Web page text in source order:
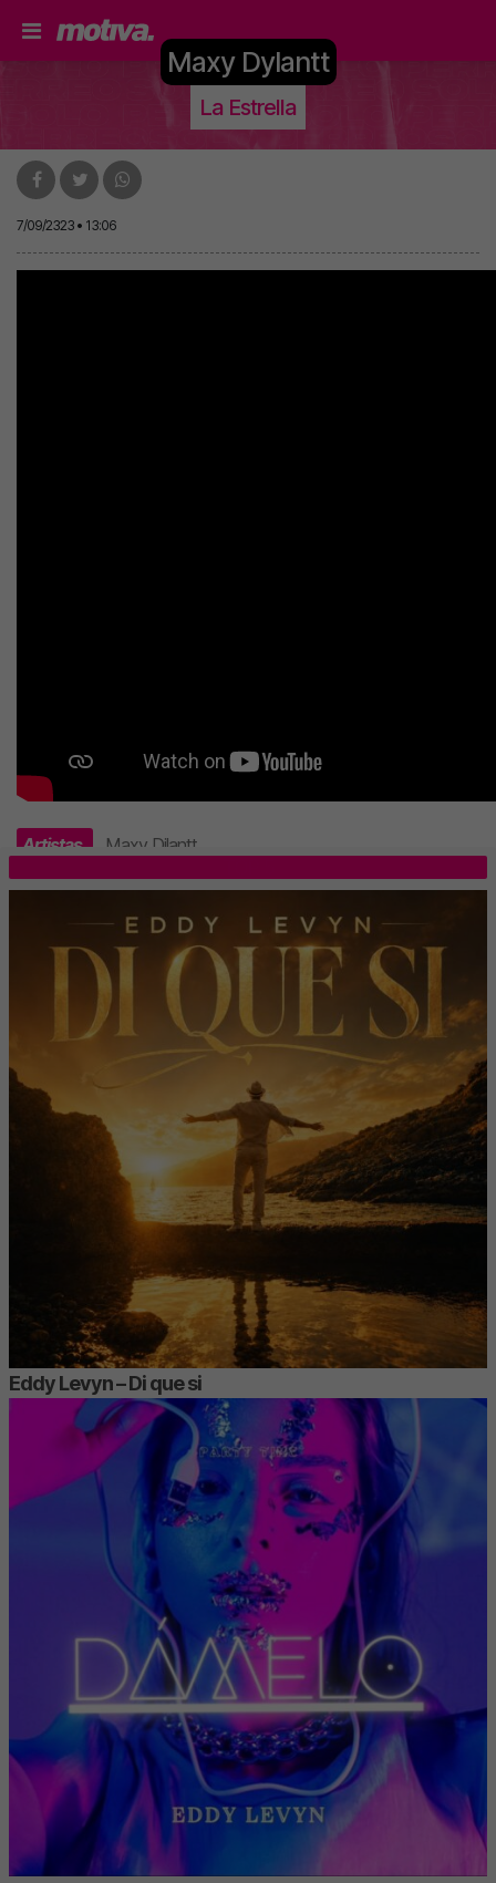
Maxy Dylantt
La Estrella
7/09/2323 • 13:06
Artistas Maxy Dilantt
Eddy Levyn – Di que si